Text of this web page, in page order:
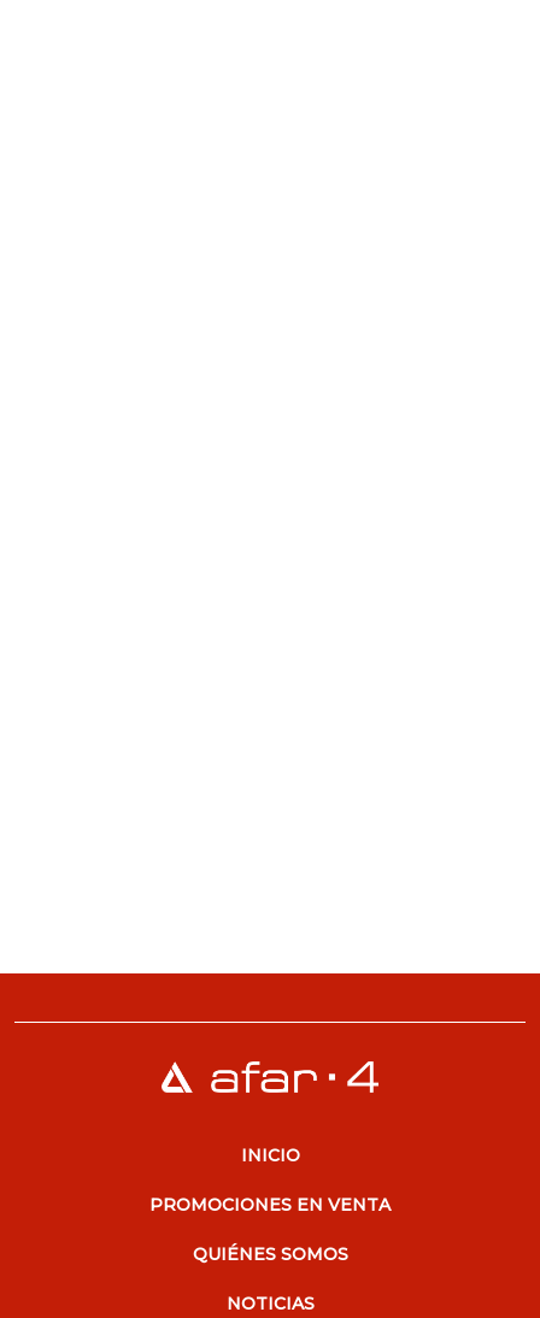
INICIO
PROMOCIONES EN VENTA
QUIÉNES SOMOS
NOTICIAS